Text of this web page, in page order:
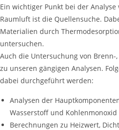
Ein wichtiger Punkt bei der
Raumluft ist die Quellensuche.
Materialien durch
untersuchen.
Auch die Untersuchung von
zu unseren gängigen Analysen.
dabei durchgeführt werden:
Analysen der
Wasserstoff und
Berechnungen zu Heizwert,